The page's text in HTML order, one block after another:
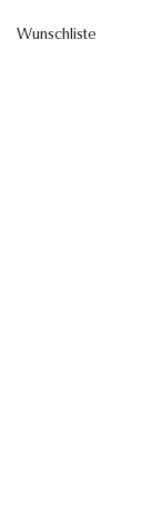
Wunschliste